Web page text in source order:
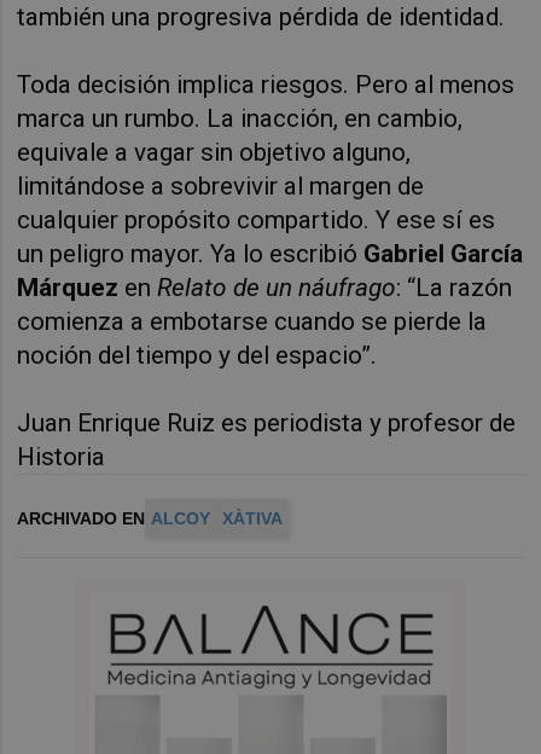
también una progresiva pérdida de identidad.
Toda decisión implica riesgos. Pero al menos
marca un rumbo. La inacción, en cambio,
equivale a vagar sin objetivo alguno,
limitándose a sobrevivir al margen de
cualquier propósito compartido. Y ese sí es
un peligro mayor. Ya lo escribió Gabriel García
Márquez en Relato de un náufrago: “La razón
comienza a embotarse cuando se pierde la
noción del tiempo y del espacio”.
Juan Enrique Ruiz es periodista y profesor de
Historia
ARCHIVADO EN ALCOY XÀTIVA